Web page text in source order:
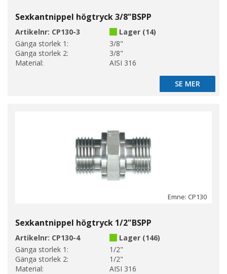
Sexkantnippel högtryck 3/8"BSPP
Artikelnr: CP130-3
Lager (14)
Gänga storlek 1:
3/8"
Gänga storlek 2:
3/8"
Material:
AISI 316
SE MER
SE MER
Emne: CP130
Sexkantnippel högtryck 1/2"BSPP
Artikelnr: CP130-4
Lager (146)
Gänga storlek 1:
1/2"
Gänga storlek 2:
1/2"
Material:
AISI 316